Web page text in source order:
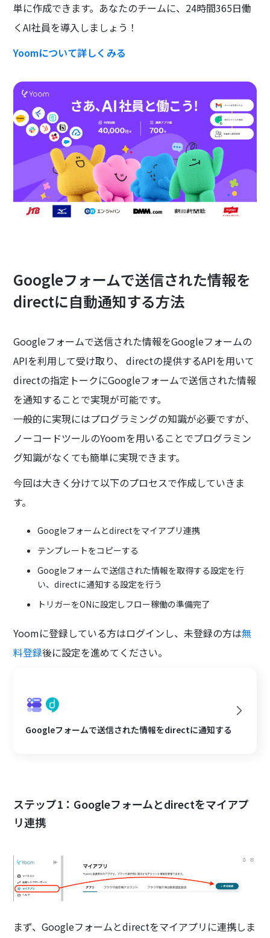
単に作成できます。あなたのチームに、24時間365日働
くAI社員を導入しましょう！
Yoomについて詳しくみる
Googleフォームで送信された情報を
directに自動通知する方法
Googleフォームで送信された情報をGoogleフォームの
APIを利用して受け取り、 directの提供するAPIを用いて
directの指定トークにGoogleフォームで送信された情報
を通知することで実現が可能です。
一般的に実現にはプログラミングの知識が必要ですが、
ノーコードツールのYoomを用いることでプログラミン
グ知識がなくても簡単に実現できます。
今回は大きく分けて以下のプロセスで作成していきま
す。
Googleフォームとdirectをマイアプリ連携
テンプレートをコピーする
Googleフォームで送信された情報を取得する設定を行
い、directに通知する設定を行う
トリガーをONに設定しフロー稼働の準備完了
Yoomに登録している方はログインし、未登録の方は無
料登録後に設定を進めてください。
Googleフォームで送信された情報をdirectに通知する
ステップ1：Googleフォームとdirectをマイアプ
リ連携
まず、Googleフォームとdirectをマイアプリに連携しま